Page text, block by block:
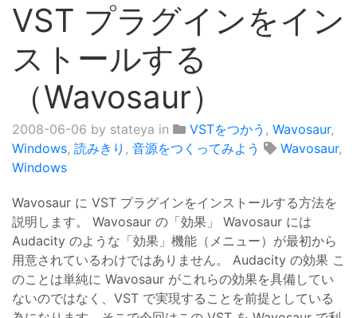
VST プラグインをイン
ストールする
（Wavosaur）
2008-06-06 by stateya in VSTをつかう , Wavosaur,
Windows, 読みきり , 音源をつくってみよう Wavosaur,
Windows
Wavosaur に VST プラグインをインストールする方法を
説明します。 Wavosaur の「効果」 Wavosaur には
Audacity のような「効果」機能（メニュー）が最初から
用意されているわけではありません。 Audacity の効果 こ
のことは単純に Wavosaur がこれらの効果を具備してい
ないのではなく、VST で実現することを前提としている